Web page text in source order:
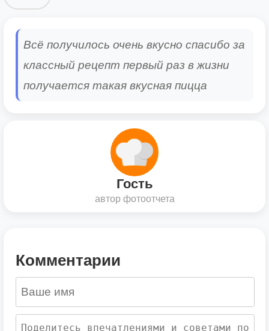
Всё получилось очень вкусно спасибо за
классный рецепт первый раз в жизни
получается такая вкусная пицца
Гость
автор фотоотчета
Комментарии